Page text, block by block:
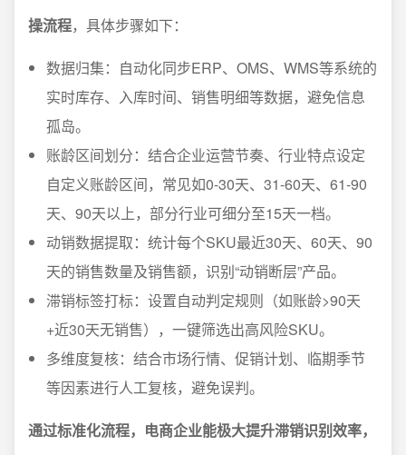
操流程，具体步骤如下：
数据归集：自动化同步ERP、OMS、WMS等系统的
实时库存、入库时间、销售明细等数据，避免信息
孤岛。
账龄区间划分：结合企业运营节奏、行业特点设定
自定义账龄区间，常见如0-30天、31-60天、61-90
天、90天以上，部分行业可细分至15天一档。
动销数据提取：统计每个SKU最近30天、60天、90
天的销售数量及销售额，识别“动销断层”产品。
滞销标签打标：设置自动判定规则（如账龄>90天
+近30天无销售），一键筛选出高风险SKU。
多维度复核：结合市场行情、促销计划、临期季节
等因素进行人工复核，避免误判。
通过标准化流程，电商企业能极大提升滞销识别效率，